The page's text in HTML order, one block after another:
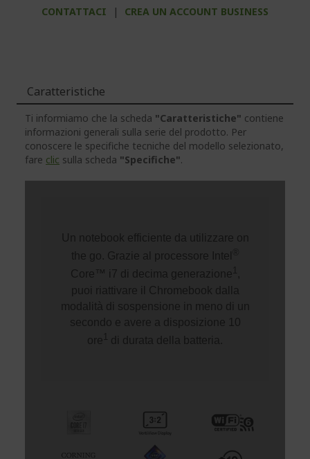
CONTATTACI | CREA UN ACCOUNT BUSINESS
Caratteristiche
Ti informiamo che la scheda "Caratteristiche" contiene
informazioni generali sulla serie del prodotto. Per
conoscere le specifiche tecniche del modello selezionato,
fare clic sulla scheda "Specifiche".